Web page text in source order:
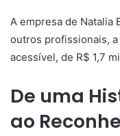
A empresa de Natalia
outros profissionais,
acessível, de R$ 1,7
De uma
ao